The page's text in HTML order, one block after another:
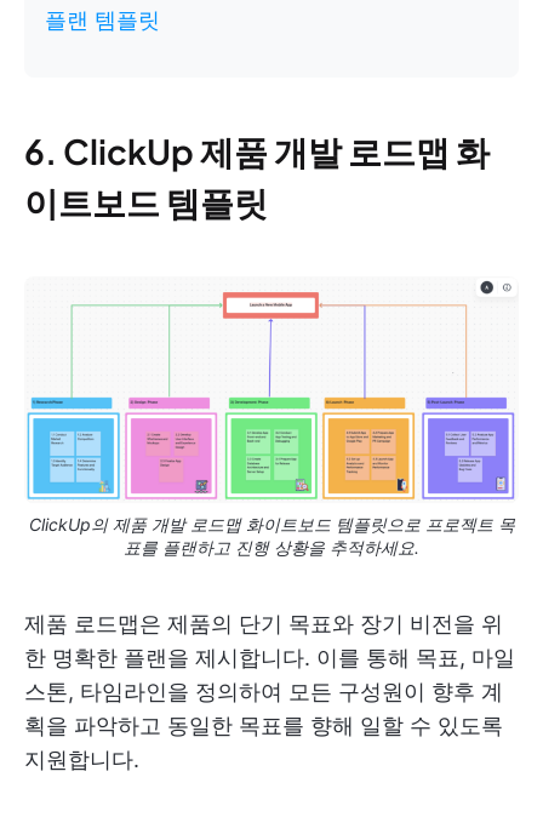
플랜 템플릿
6. ClickUp 제품 개발 로드맵 화
이트보드 템플릿
ClickUp의 제품 개발 로드맵 화이트보드 템플릿으로 프로젝트 목
표를 플랜하고 진행 상황을 추적하세요.
제품 로드맵은 제품의 단기 목표와 장기 비전을 위
한 명확한 플랜을 제시합니다. 이를 통해 목표, 마일
스톤, 타임라인을 정의하여 모든 구성원이 향후 계
획을 파악하고 동일한 목표를 향해 일할 수 있도록
지원합니다.